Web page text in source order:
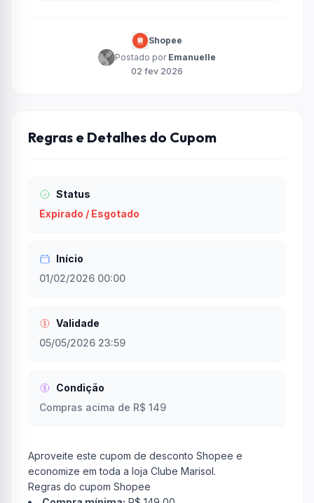
Shopee
Postado por Emanuelle
02 fev 2026
Regras e Detalhes do Cupom
Status
Expirado / Esgotado
Início
01/02/2026 00:00
Validade
05/05/2026 23:59
Condição
Compras acima de R$ 149
Aproveite este cupom de desconto Shopee e
economize em toda a loja Clube Marisol.
Regras do cupom Shopee